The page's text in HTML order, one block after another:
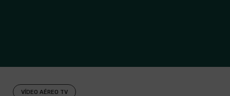
VÍDEO AÉREO TV